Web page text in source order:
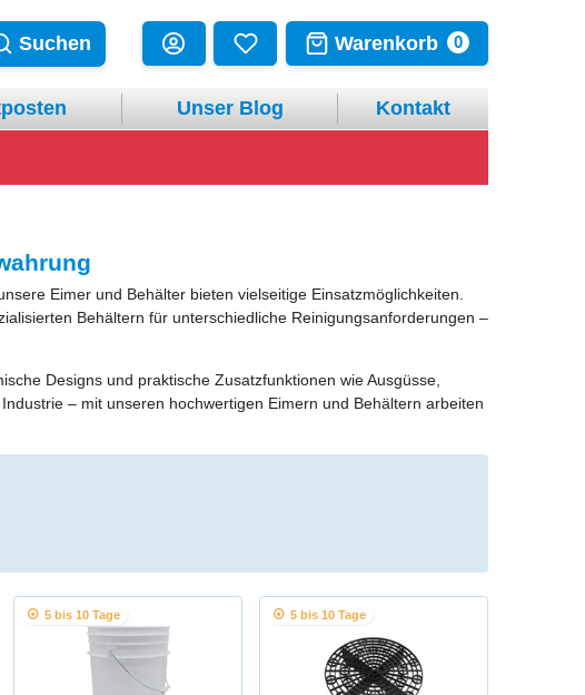
Warenkorb 0
Suchen
Unser Blog Kontakt
Eimer und Behälter bieten vielseitige Einsatzmöglichkeiten.
Behältern für unterschiedliche Reinigungsanforderungen –
Designs und praktische Zusatzfunktionen wie Ausgüsse,
– mit unseren hochwertigen Eimern und Behältern arbeiten
5 bis 10 Tage 5 bis 10 Tage